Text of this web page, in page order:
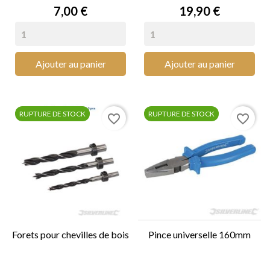
Prix
7,00 €
Ajouter au panier
Prix
19,90 €
Ajouter au panier
Forets pour chevilles de bois
RUPTURE DE STOCK favorite_border
Pince universelle 160mm
RUPTURE DE STOCK favorite_border